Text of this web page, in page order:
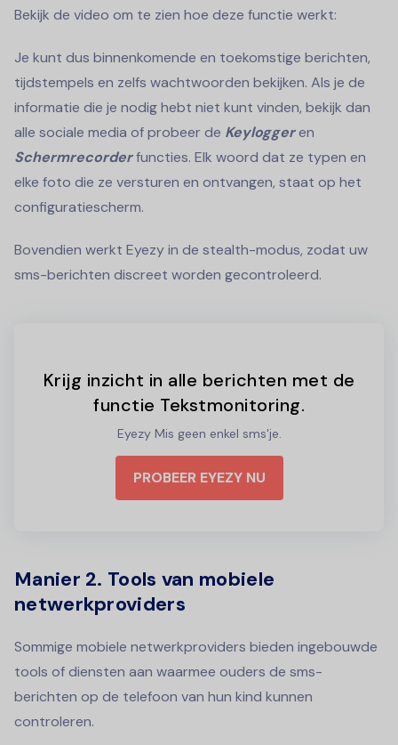
Bekijk de video om te zien hoe deze functie werkt:
Je kunt dus binnenkomende en toekomstige berichten,
tijdstempels en zelfs wachtwoorden bekijken. Als je de
informatie die je nodig hebt niet kunt vinden, bekijk dan
alle sociale media of probeer de Keyloggeren
Schermrecorderfuncties. Elk woord dat ze typen en
elke foto die ze versturen en ontvangen, staat op het
configuratiescherm.
Bovendien werkt Eyezy in de stealth-modus, zodat uw
sms-berichten discreet worden gecontroleerd.
Krijg inzicht in alle berichten met de
functie Tekstmonitoring.
Eyezy Mis geen enkel sms'je.
PROBEER EYEZY NU
Manier 2. Tools van mobiele
netwerkproviders
Sommige mobiele netwerkproviders bieden ingebouwde
tools of diensten aan waarmee ouders de sms-
berichten op de telefoon van hun kind kunnen
controleren.